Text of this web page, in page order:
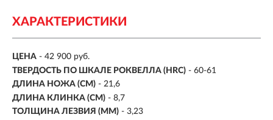
ХАРАКТЕРИСТИКИ
ЦЕНА - 42 900 руб.
ТВЕРДОСТЬ ПО ШКАЛЕ РОКВЕЛЛА (HRC) - 60-61
ДЛИНА НОЖА (СМ) - 21,6
ДЛИНА КЛИНКА (СМ) - 8,7
ТОЛЩИНА ЛЕЗВИЯ (ММ) - 3,23